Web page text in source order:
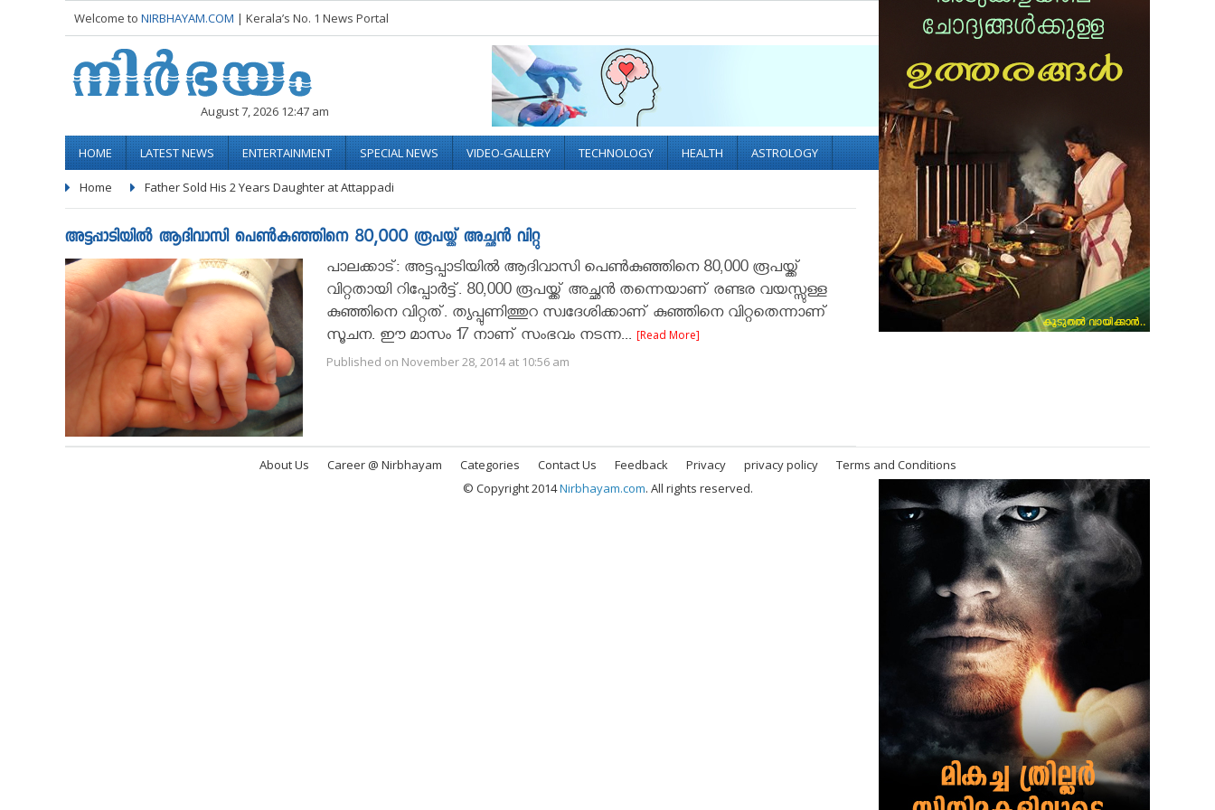
Welcome to NIRBHAYAM.COM | Kerala’s No. 1 News Portal Socialize with us
August 7, 2026 12:47 am
HOME LATEST NEWS ENTERTAINMENT SPECIAL NEWS VIDEO-GALLERY TECHNOLOGY HEALTH ASTROLOGY
Home Father Sold His 2 Years Daughter at Attappadi
അട്ടപ്പാടിയിൽ ആദിവാസി പെൺകുഞ്ഞിനെ 80,000 രൂപയ്ക്ക് അച്ഛന്‍ വിറ്റു
പാലക്കാട്: അട്ടപ്പാടിയില്‍ ആദിവാസി പെണ്‍കുഞ്ഞിനെ 80,000 രൂപയ്ക്ക്‌
വിറ്റതായി റിപ്പോർട്ട്. 80,000 രൂപയ്ക്ക്‌ അച്ഛന്‍ തന്നെയാണ് രണ്ടര വയസ്സുള്ള
കുഞ്ഞിനെ വിറ്റത്. ത്യപ്പുണിത്തുറ സ്വദേശിക്കാണ് കുഞ്ഞിനെ വിറ്റതെന്നാണ്
സൂചന. ഈ മാസം 17 നാണ് സംഭവം നടന്ന... [Read More]
Published on November 28, 2014 at 10:56 am
About Us Career @ Nirbhayam Categories Contact Us Feedback Privacy privacy policy
Terms and Conditions
© Copyright 2014Nirbhayam.com. All rights reserved.